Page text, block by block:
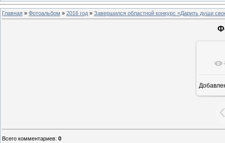
Главная » Фотоальбом » 2016 год » Завершился областной конкурс «Дарить души
Всего комментариев: 0